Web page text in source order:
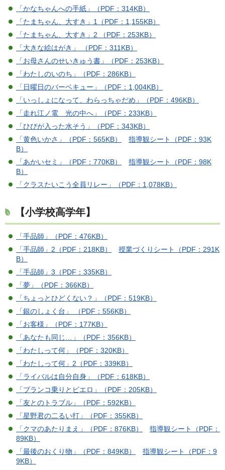
「かなちゃんへの手紙」（PDF：314KB）
「たまちゃん、大すき」1（PDF：1,155KB）
「たまちゃん、大すき」2 （PDF：253KB）
「大きな絵はがき」 （PDF：311KB）
「お母さんのせいきゅう書」（PDF：253KB）
「わたしのいのち」（PDF：286KB）
「日曜日のバーベキュー」（PDF：1,004KB）
「いっしょになって、わらっちゃだめ」（PDF：496KB）
「走れ江ノ電 光の中へ」（PDF：233KB）
「ひびが入った水そう」（PDF：343KB）
「黄色いかさ」（PDF：565KB）
指導観シート（PDF：93K
B）
「あかいセミ」（PDF：770KB）
指導観シート（PDF：98K
B）
「クラスたいこう全員リレー」（PDF：1,078KB）
【小学校高学年】
「手品師」（PDF：476KB）
「手品師」2（PDF：218KB）
授業づくりシート（PDF：291K
B）
「手品師」3（PDF：335KB）
「夢」（PDF：366KB）
「ちょっとひどくない？」（PDF：519KB）
「銀のしょく台」 （PDF：556KB）
「お客様」（PDF：177KB）
「あなたも同じ…」（PDF：356KB）
「わたしって何」（PDF：320KB）
「わたしって何」2（PDF：339KB）
「ライバルは自分自身」（PDF：618KB）
「ブランコ乗りとピエロ」（PDF：205KB）
「友とのトラブル」（PDF：592KB）
「星野君の二るい打」（PDF：355KB）
「クマのあたりまえ」（PDF：876KB）
指導観シート（PDF：
89KB）
「最後のおくり物」（PDF：849KB）
指導観シート（PDF：9
9KB）